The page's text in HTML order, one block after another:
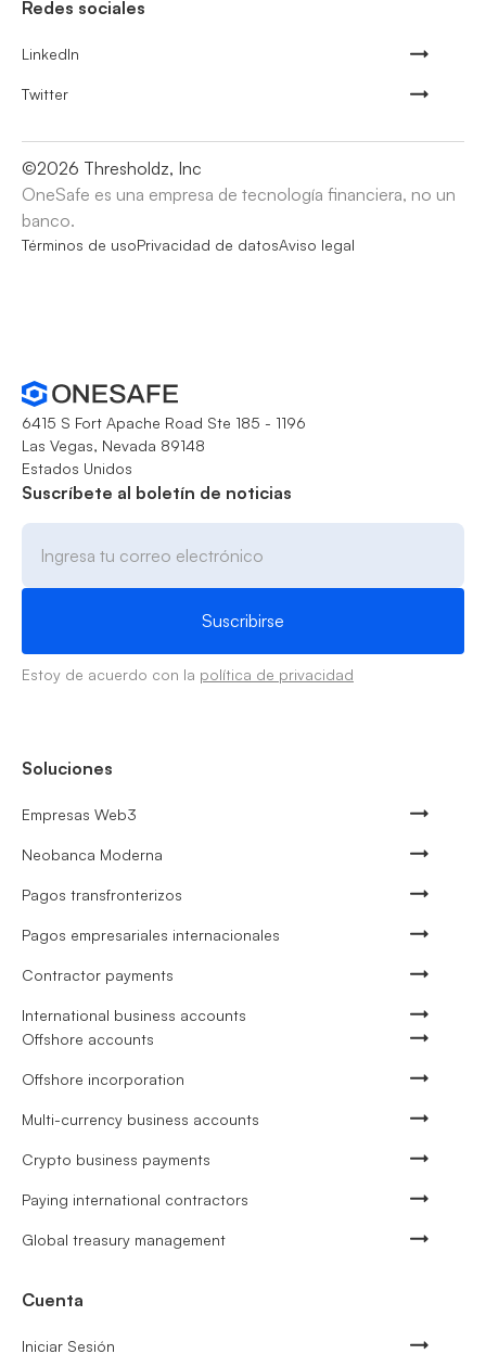
Redes sociales
LinkedIn
Twitter
©2026 Thresholdz, Inc
OneSafe es una empresa de tecnología financiera, no un
banco.
Términos de usoPrivacidad de datosAviso legal
6415 S Fort Apache Road Ste 185 - 1196
Las Vegas, Nevada 89148
Estados Unidos
Suscríbete al boletín de noticias
Estoy de acuerdo con la política de privacidad
Soluciones
Empresas Web3
Neobanca Moderna
Pagos transfronterizos
Pagos empresariales internacionales
Contractor payments
International business accounts
Offshore accounts
Offshore incorporation
Multi-currency business accounts
Crypto business payments
Paying international contractors
Global treasury management
Cuenta
Iniciar Sesión